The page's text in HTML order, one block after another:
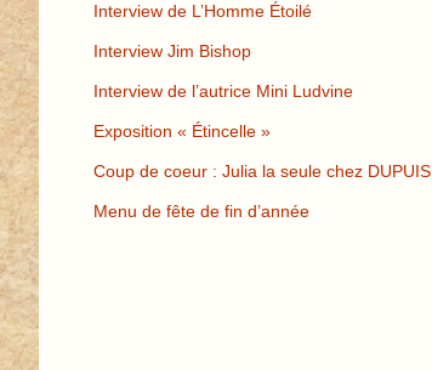
Interview de L’Homme Étoilé
Interview Jim Bishop
Interview de l’autrice Mini Ludvine
Exposition « Étincelle »
Coup de coeur : Julia la seule chez DUPUIS
Menu de fête de fin d’année